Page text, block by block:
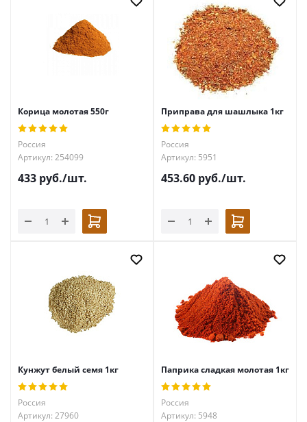
Корица молотая 550г
Россия
Артикул: 254099
433 руб./шт.
Приправа для шашлыка 1кг
Россия
Артикул: 5951
453.60 руб./шт.
Кунжут белый семя 1кг
Россия
Артикул: 27960
Паприка сладкая молотая 1кг
Россия
Артикул: 5948